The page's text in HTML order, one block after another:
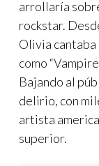
arrollaría
rockstar.
Olivia cantaba
como
Bajando al
delirio, con
artista
superior.